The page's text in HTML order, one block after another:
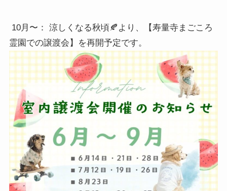
10月〜： 涼しくなる秋頃🍂より、【寿量寺まごころ
霊園での譲渡会】を再開予定です。